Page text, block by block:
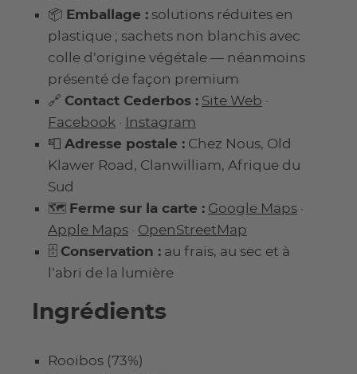
📦 Emballage : solutions réduites en
plastique ; sachets non blanchis avec
colle d’origine végétale — néanmoins
présenté de façon premium
🔗 Contact Cederbos : Site Web ·
Facebook ·
Instagram
📮 Adresse postale : Chez Nous, Old
Klawer Road, Clanwilliam, Afrique du
Sud
🗺️ Ferme sur la carte : Google Maps ·
Apple Maps · OpenStreetMap
🗄️ Conservation : au frais, au sec et à
l’abri de la lumière
Ingrédients
Rooibos (73%)